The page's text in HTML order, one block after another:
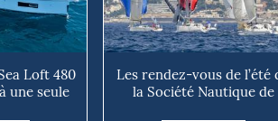
Loft 480
une seule
Les rendez-vous de l’été
la Société Nautique de